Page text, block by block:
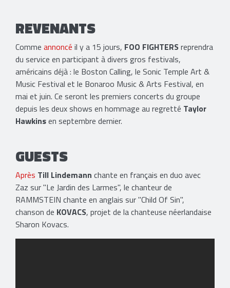
REVENANTS
Comme annoncé il y a 15 jours, FOO FIGHTERSreprendra
du service en participant à divers gros festivals,
américains déjà : le Boston Calling, le Sonic Temple Art &
Music Festival et le Bonaroo Music & Arts Festival, en
mai et juin. Ce seront les premiers concerts du groupe
depuis les deux shows en hommage au regretté Taylor
Hawkinsen septembre dernier.
GUESTS
Après Till Lindemann chante en français en duo avec
Zaz sur "Le Jardin des Larmes", le chanteur de
RAMMSTEIN chante en anglais sur "Child Of Sin",
chanson de KOVACS, projet de la chanteuse néerlandaise
Sharon Kovacs.